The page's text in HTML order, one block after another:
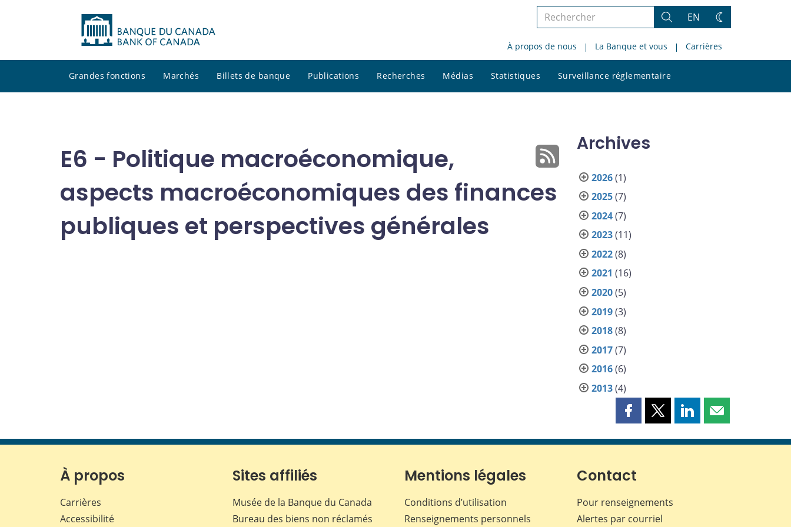
Rechercher
le
site
Rechercher
EN
Changez
thème
À propos de nous La Banque et vous Carrières
Grandes fonctions Marchés Billets de banque Publications Recherches Médias Statistiques Surveillance réglementaire
le
E6 - Politique macroéconomique,
aspects macroéconomiques des finances
publiques et perspectives générales
Archives
2026(1)
2025(7)
2024(7)
2023(11)
2022(8)
2021 (16)
2020(5)
2019(3)
2018(8)
2017(7)
2016(6)
2013(4)
Partager
page
Facebook
Partager
page
Partager
page
Partager
page
À propos
Carrières
Accessibilité
Sites affiliés
Musée de la Banque du Canada
Bureau des biens non réclamés
Mentions légales
Conditions d’utilisation
Renseignements personnels
Contact
Pour renseignements
Alertes par courriel